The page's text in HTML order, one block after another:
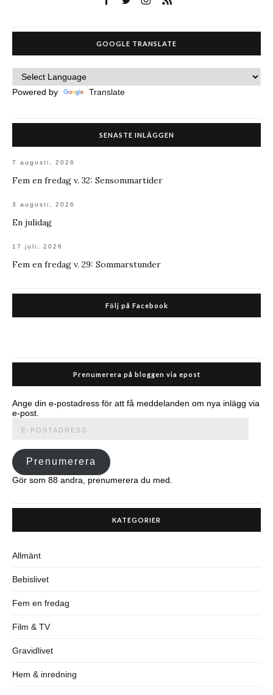
GOOGLE TRANSLATE
Powered by Translate
SENASTE INLÄGGEN
7 augusti, 2026
Fem en fredag v. 32: Sensommartider
3 augusti, 2026
En julidag
17 juli, 2026
Fem en fredag v. 29: Sommarstunder
Följ på Facebook
Prenumerera på bloggen via epost
Ange din e-postadress för att få meddelanden om nya inlägg via
e-post.
postadress
Prenumerera
Gör som 88 andra, prenumerera du med.
KATEGORIER
Allmänt
Bebislivet
Fem en fredag
Film & TV
Gravidlivet
Hem & inredning